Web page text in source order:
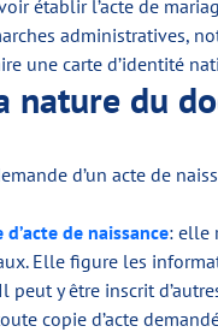
établir l’acte de
administratives,
une carte d’identité
nature du
d’un acte de
de naissance: elle
Elle figure les
peut y être inscrit
copie d’acte